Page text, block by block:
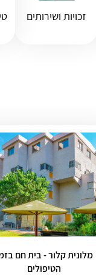
זכויות ושירותים
מלונית קלור - בית חם
הטיפולים